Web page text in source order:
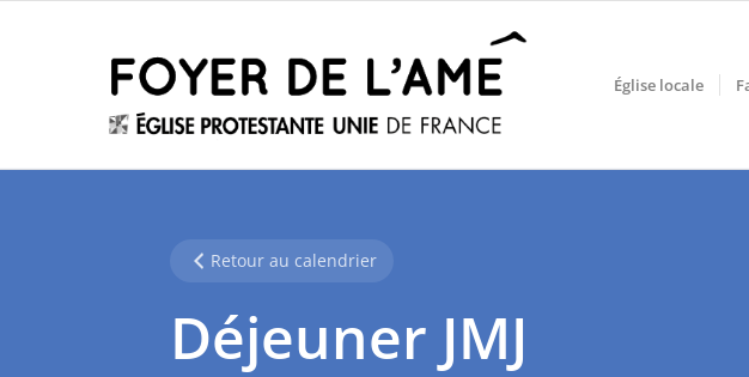
Église locale
Retour au calendrier
Déjeuner JMJ